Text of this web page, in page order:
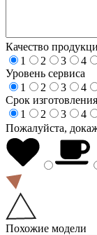
Качество
1
2 3 4
Уровень сервиса
1
2 3 4
Срок изготовления
1
2 3 4
Пожалуйста,
Похожие модели